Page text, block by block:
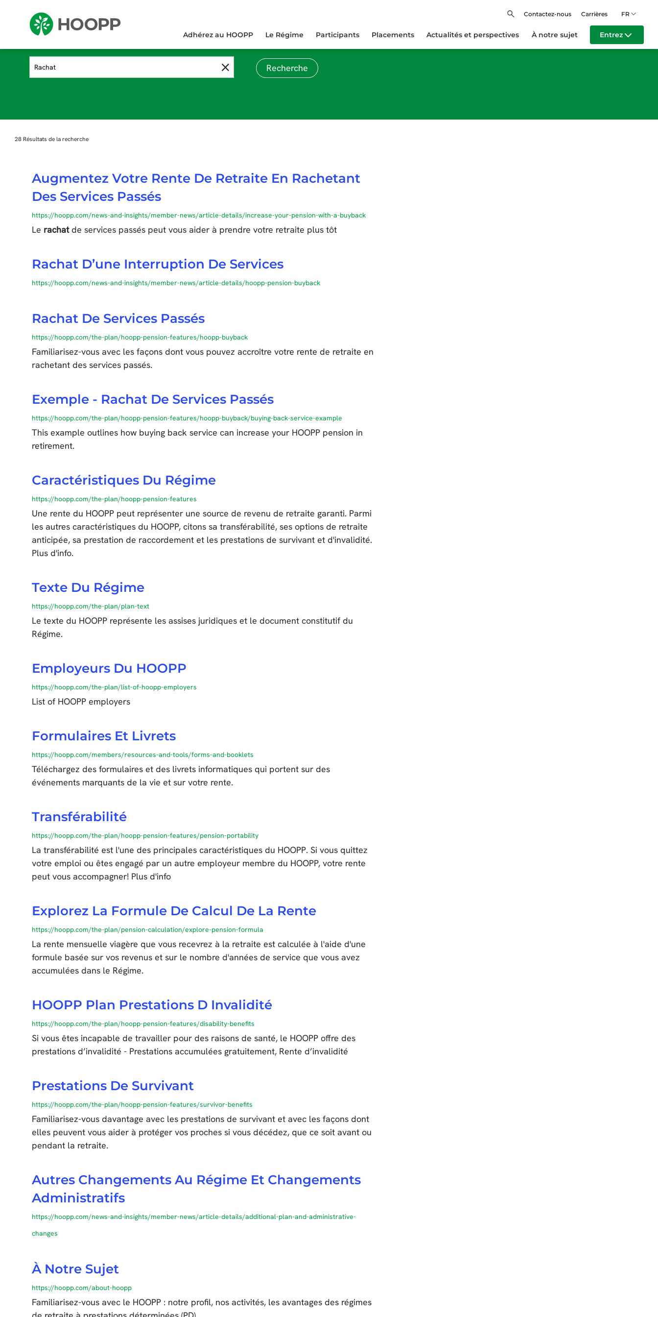
Contactez-nous Carrières FR
Adhérez au HOOPP Le Régime Participants Placements Actualités et perspectives À notre sujet Entrez
Recherche
28 Résultats de la recherche
Augmentez Votre Rente De Retraite En Rachetant
Des Services Passés
https://hoopp.com/news-and-insights/member-news/article-details/increase-your-pension-with-a-buyback
Le rachatde services passés peut vous aider à prendre votre retraite plus tôt
Rachat D’une Interruption De Services
https://hoopp.com/news-and-insights/member-news/article-details/hoopp-pension-buyback
Rachat De Services Passés
https://hoopp.com/the-plan/hoopp-pension-features/hoopp-buyback
Familiarisez-vous avec les façons dont vous pouvez accroître votre rente de retraite en
rachetant des services passés.
Exemple - Rachat De Services Passés
https://hoopp.com/the-plan/hoopp-pension-features/hoopp-buyback/buying-back-service-example
This example outlines how buying back service can increase your HOOPP pension in
retirement.
Caractéristiques Du Régime
https://hoopp.com/the-plan/hoopp-pension-features
Une rente du HOOPP peut représenter une source de revenu de retraite garanti. Parmi
les autres caractéristiques du HOOPP, citons sa transférabilité, ses options de retraite
anticipée, sa prestation de raccordement et les prestations de survivant et d'invalidité.
Plus d'info.
Texte Du Régime
https://hoopp.com/the-plan/plan-text
Le texte du HOOPP représente les assises juridiques et le document constitutif du
Régime.
Employeurs Du HOOPP
https://hoopp.com/the-plan/list-of-hoopp-employers
List of HOOPP employers
Formulaires Et Livrets
https://hoopp.com/members/resources-and-tools/forms-and-booklets
Téléchargez des formulaires et des livrets informatiques qui portent sur des
événements marquants de la vie et sur votre rente.
Transférabilité
https://hoopp.com/the-plan/hoopp-pension-features/pension-portability
La transférabilité est l'une des principales caractéristiques du HOOPP. Si vous quittez
votre emploi ou êtes engagé par un autre employeur membre du HOOPP, votre rente
peut vous accompagner! Plus d'info
Explorez La Formule De Calcul De La Rente
https://hoopp.com/the-plan/pension-calculation/explore-pension-formula
La rente mensuelle viagère que vous recevrez à la retraite est calculée à l'aide d'une
formule basée sur vos revenus et sur le nombre d'années de service que vous avez
accumulées dans le Régime.
HOOPP Plan Prestations D Invalidité
https://hoopp.com/the-plan/hoopp-pension-features/disability-benefits
Si vous êtes incapable de travailler pour des raisons de santé, le HOOPP offre des
prestations d’invalidité - Prestations accumulées gratuitement, Rente d’invalidité
Prestations De Survivant
https://hoopp.com/the-plan/hoopp-pension-features/survivor-benefits
Familiarisez-vous davantage avec les prestations de survivant et avec les façons dont
elles peuvent vous aider à protéger vos proches si vous décédez, que ce soit avant ou
pendant la retraite.
Autres Changements Au Régime Et Changements
Administratifs
https://hoopp.com/news-and-insights/member-news/article-details/additional-plan-and-administrative-
changes
À Notre Sujet
https://hoopp.com/about-hoopp
Familiarisez-vous avec le HOOPP : notre profil, nos activités, les avantages des régimes